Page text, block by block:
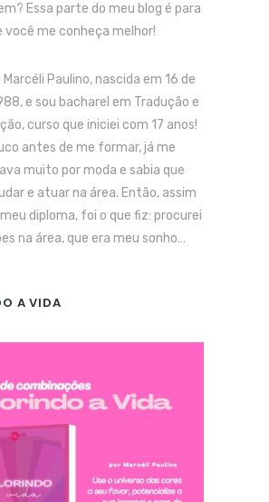
Essa parte do meu blog é para
você me conheça melhor!
Marcéli Paulino, nascida em 16 de
e sou bacharel em Tradução e
curso que iniciei com 17 anos!
antes de me formar, já me
muito por moda e sabia que
e atuar na área. Então, assim
diploma, foi o que fiz: procurei
na área, que era meu sonho…
A VIDA